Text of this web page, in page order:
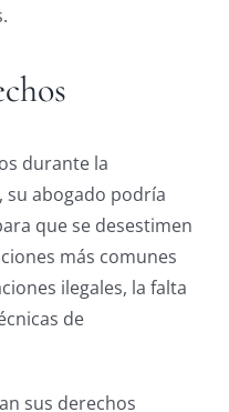
durante la
su abogado podría
que se desestimen
más comunes
ilegales, la falta
de
sus derechos